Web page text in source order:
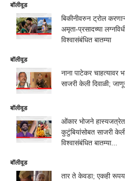
बॉलीवूड
बिकीनीवरुन ट्रोल
अमृता-प्रसादच्या
विश्वासंबंधित बातम्या
बॉलीवूड
नाना पाटेकर
साजरी केली दिवाळी;
बॉलीवूड
ओंकार भोजने
कुटुंबियांसोबत साजरी
विश्वासंबंधित बातम्या...
बॉलीवूड
तार ते केवडा; एकही रूपया खर्च